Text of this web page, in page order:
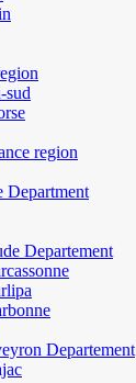
sud
region
Department
Departement
Departement